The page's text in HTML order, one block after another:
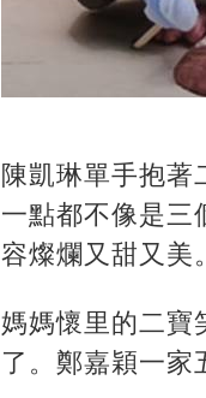
陳凱琳單手抱著
一點都不像是三
容燦爛又甜又美。
媽媽懷里的二寶
了。鄭嘉穎一家